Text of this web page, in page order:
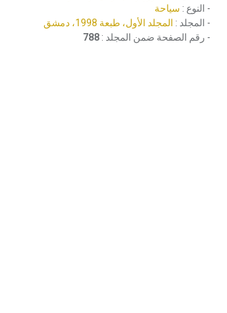
- النوع : سياحة
- المجلد : المجلد الأول، طبعة 1998، دمشق
- رقم الصفحة ضمن المجلد : 788